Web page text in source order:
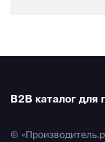
B2B каталог
©